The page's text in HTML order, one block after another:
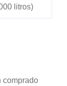
litros)
comprado